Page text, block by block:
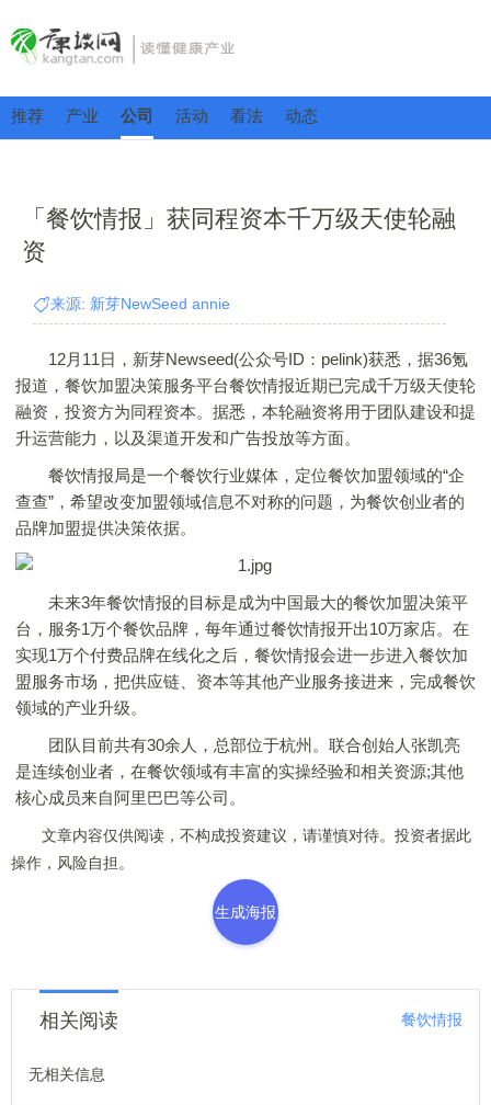
推荐 产业 公司 活动 看法 动态
「餐饮情报」获同程资本千万级天使轮融
资
来源: 新芽NewSeed annie
12月11日，新芽Newseed(公众号ID：pelink)获悉，据36氪
报道，餐饮加盟决策服务平台餐饮情报近期已完成千万级天使轮
融资，投资方为同程资本。据悉，本轮融资将用于团队建设和提
升运营能力，以及渠道开发和广告投放等方面。
餐饮情报局是一个餐饮行业媒体，定位餐饮加盟领域的“企
查查”，希望改变加盟领域信息不对称的问题，为餐饮创业者的
品牌加盟提供决策依据。
未来3年餐饮情报的目标是成为中国最大的餐饮加盟决策平
台，服务1万个餐饮品牌，每年通过餐饮情报开出10万家店。在
实现1万个付费品牌在线化之后，餐饮情报会进一步进入餐饮加
盟服务市场，把供应链、资本等其他产业服务接进来，完成餐饮
领域的产业升级。
团队目前共有30余人，总部位于杭州。联合创始人张凯亮
是连续创业者，在餐饮领域有丰富的实操经验和相关资源;其他
核心成员来自阿里巴巴等公司。
文章内容仅供阅读，不构成投资建议，请谨慎对待。投资者据此
操作，风险自担。
生成海报
相关阅读 餐饮情报
无相关信息